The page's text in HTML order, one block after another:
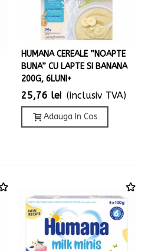
HUMANA CEREALE ”NOAPTE
BUNA” CU LAPTE SI BANANA
200G, 6LUNI+
25,76 lei (inclusiv TVA)
Adauga In Cos